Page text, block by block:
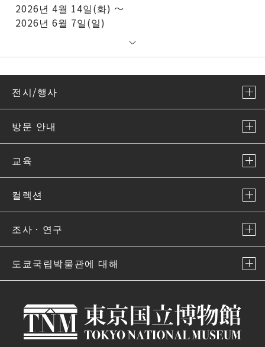
2026년 4월 14일(화) ～
2026년 6월 7일(일)
전시/행사
방문 안내
교육
컬렉션
조사ㆍ연구
도쿄국립박물관에 대해